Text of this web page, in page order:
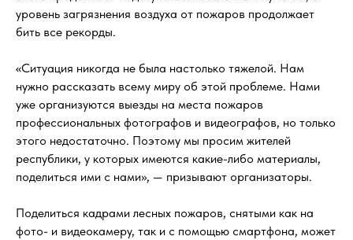
уровень загрязнения воздуха от пожаров продолжает
бить все рекорды.
«Ситуация никогда не была настолько тяжелой. Нам
нужно рассказать всему миру об этой проблеме. Нами
уже организуются выезды на места пожаров
профессиональных фотографов и видеографов, но только
этого недостаточно. Поэтому мы просим жителей
республики, у которых имеются какие-либо материалы,
поделиться ими с нами», — призывают организаторы.
Поделиться кадрами лесных пожаров, снятыми как на
фото- и видеокамеру, так и с помощью смартфона, может